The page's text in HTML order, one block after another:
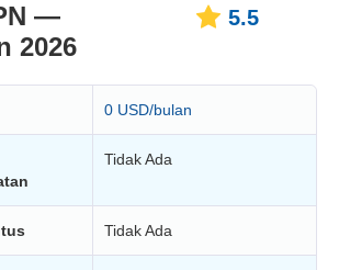
—
2026
5.5
0 USD/bulan
Tidak Ada
Tidak Ada